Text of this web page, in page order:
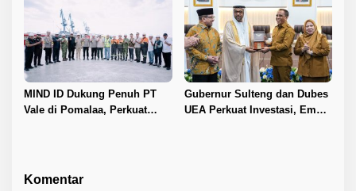
MIND ID Dukung Penuh PT
Vale di Pomalaa, Perkuat
Gubernur Sulteng dan Dubes
UEA Perkuat Investasi, Empat
Komentar